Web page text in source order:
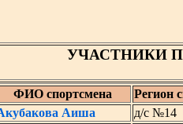
УЧАСТНИКИ
ФИО спортсмена Регион
Аиша д/с №14